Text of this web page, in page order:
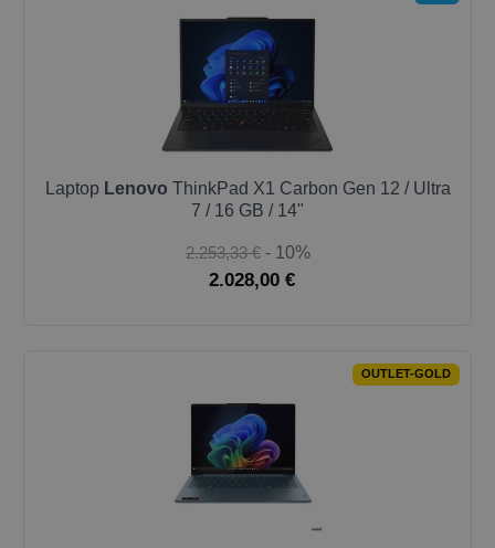
Laptop Lenovo ThinkPad X1 Carbon Gen 12 / Ultra
7 / 16 GB / 14"
2.253,33 € - 10%
2.028,00 €
OUTLET-GOLD